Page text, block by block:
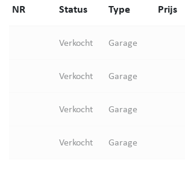
NR Status Type Prijs
Verkocht Garage
Verkocht Garage
Verkocht Garage
Verkocht Garage